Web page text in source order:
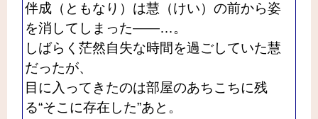
伴成（ともなり）は慧（けい）の前から姿
を消してしまった――…。
しばらく茫然自失な時間を過ごしていた慧
だったが、
目に入ってきたのは部屋のあちこちに残
る“そこに存在した”あと。